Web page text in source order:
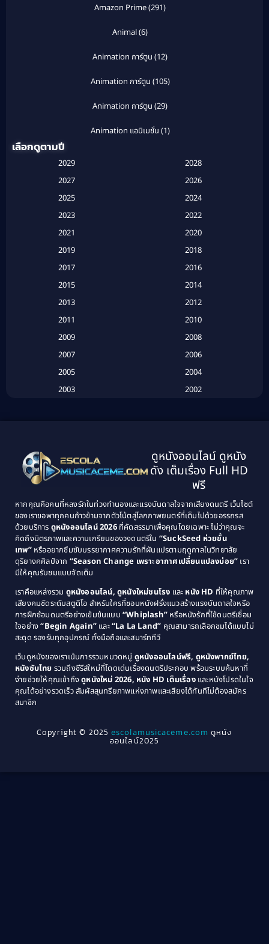
Amazon Prime(291)
Animal(6)
Animation การ์ตูน (12)
Animation การ์ตูน (105)
Animation การ์ตูน (29)
Animation แอนิเมชั่น (1)
Based on a True Story สร้างจากเรื่องจริง(2)
Based on a True Story เรื่องจริง (16)
Based on a True Story เรื่องจริง (20)
Classic หนังคลาสสิก(25)
Classic หนังคลาสสิก(134)
Classic หนังคลาสสิก(21)
Comedy ตลก(515)
Comedy ตลก(46)
Coming of Age ก้าวพ้นวัย(1)
Coming-of-Age(3)
Community(1)
Crime อาชญากรรม(289)
Cult Film(4)
เลือกดูตามปี
2029
2028
2027
2026
2025
2024
2023
2022
2021
2020
2019
2018
2017
2016
2015
2014
2013
2012
2011
2010
2009
2008
2007
2006
2005
2004
2003
2002
1995
1994
1993
1992
1989
1988
1987
1986
1985
1984
1983
1982
1979
1978
1976
1975
1974
1971
1970
1969
1968
1964
1963
1940
ดูหนังออนไลน์ ดูหนัง
ดัง เต็มเรื่อง Full HD
ฟรี
หากคุณคือคนที่หลงรักในท่วงทำนองและแรงบันดาลใจจากเสียงดนตรี เว็บไซต์
ของเราขอพาทุกคนก้าวข้ามจากตัวโน้ตสู่โลกภาพยนตร์ที่เต็มไปด้วยอรรถรส
ด้วยบริการ ดูหนังออนไลน์ 2026ที่คัดสรรมาเพื่อคุณโดยเฉพาะ ไม่ว่าคุณจะ
คิดถึงมิตรภาพและความเกรียนของวงดนตรีใน “SuckSeed ห่วยขั้น
เทพ”หรืออยากซึมซับบรรยากาศความรักที่ผันแปรตามฤดูกาลในวิทยาลัย
ดุริยางคศิลป์จาก “Season Change เพราะอากาศเปลี่ยนแปลงบ่อย” เรา
มีให้คุณรับชมแบบจัดเต็ม
เราคือแหล่งรวม ดูหนังออนไลน์, ดูหนังใหม่ชนโรง และ หนัง HD ที่ให้คุณภาพ
เสียงคมชัดระดับสตูดิโอ สำหรับใครที่ชอบหนังฝรั่งแนวสร้างแรงบันดาลใจหรือ
การฝึกซ้อมดนตรีอย่างเข้มข้นแบบ “Whiplash” หรือหนังรักที่ใช้ดนตรีเชื่อม
ใจอย่าง“Begin Again” และ“La La Land” คุณสามารถเลือกชมได้แบบไม่
สะดุด รองรับทุกอุปกรณ์ ทั้งมือถือและสมาร์ททีวี
เว็บดูหนังของเราเน้นการรวมหมวดหมู่ ดูหนังออนไลน์ฟรี, ดูหนังพากย์ไทย,
หนังซับไทย รวมถึงซีรีส์ใหม่ที่โดดเด่นเรื่องดนตรีประกอบ พร้อมระบบค้นหาที่
ง่ายช่วยให้คุณเข้าถึงดูหนังใหม่ 2026, หนัง HD เต็มเรื่องและหนังโปรดในใจ
คุณได้อย่างรวดเร็ว สัมผัสสุนทรียภาพแห่งภาพและเสียงได้ทันทีไม่ต้องสมัคร
สมาชิก
Copyright © 2025escolamusicaceme.com ดูหนัง
ออนไลน์2025